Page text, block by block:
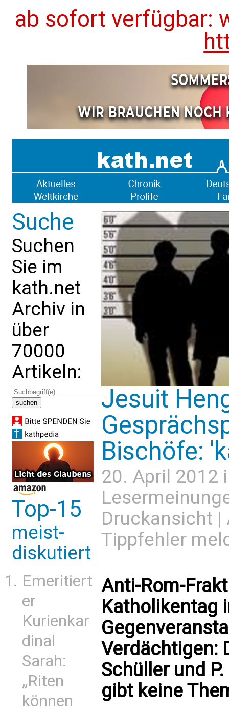
ab sofort verfügbar:
Suche
Suchen
Sie im
kath.net
Archiv in
über
70000
Artikeln:
Top-15
meist-
diskutiert
Emeritiert
er
Kurienkar
dinal
Sarah:
„Riten
können
Jesuit
Bischöfe:
20. April 2012
Druckansicht |
Tippfehler
Anti-Rom-
Katholikentag
Verdächtigen:
Schüller und
gibt keine